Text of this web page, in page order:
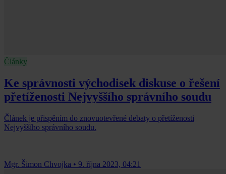
Články
Ke správnosti východisek diskuse o řešení
přetíženosti Nejvyššího správního soudu
Článek je přispěním do znovuotevřené debaty o přetíženosti
Nejvyššího správního soudu.
Mgr. Šimon Chvojka • 9. října 2023, 04:21